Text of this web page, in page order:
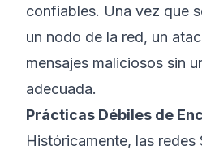
confiables. Una vez que
un nodo de la red, un
mensajes maliciosos sin
adecuada.
Prácticas Débiles de
Históricamente, las redes